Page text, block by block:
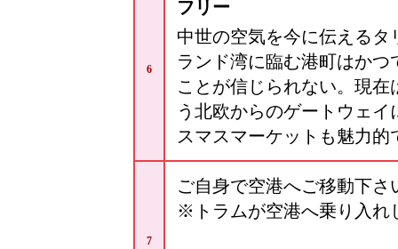
6
フリー
中世の空気を今に伝える
ランド湾に臨む港町はか
ことが信じられない。現
う北欧からのゲートウェ
スマスマーケットも魅力的
7
ご自身で空港へご移動下さ
※トラムが空港へ乗り入れ